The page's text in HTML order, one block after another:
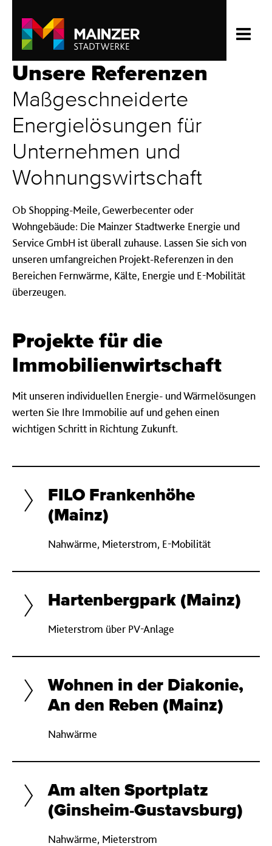
Unsere Referenzen
Maßgeschneiderte
Energielösungen für
Unternehmen und
Wohnungswirtschaft
Ob Shopping-Meile, Gewerbecenter oder
Wohngebäude: Die Mainzer Stadtwerke Energie und
Service GmbH ist überall zuhause. Lassen Sie sich von
unseren umfangreichen Projekt-Referenzen in den
Bereichen Fernwärme, Kälte, Energie und E-Mobilität
überzeugen.
Projekte für die
Immobilienwirtschaft
Mit unseren individuellen Energie- und Wärmelösungen
werten Sie Ihre Immobilie auf und gehen einen
wichtigen Schritt in Richtung Zukunft.
FILO Frankenhöhe
(Mainz)
Nahwärme, Mieterstrom, E-Mobilität
Hartenbergpark (Mainz)
Mieterstrom über PV-Anlage
Wohnen in der Diakonie,
An den Reben (Mainz)
Nahwärme
Am alten Sportplatz
(Ginsheim-Gustavsburg)
Nahwärme, Mieterstrom